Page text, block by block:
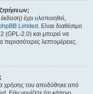
έχει υλοποιηθεί,
Limited . Είναι διαθέσιμο
(GPL-2.0) και μπορεί να
περισσότερες λεπτομέρειες.
χρήσης του αποδόθηκε από